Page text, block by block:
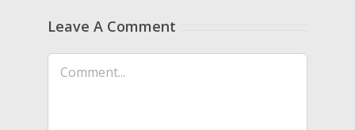
Leave A Comment
Comment